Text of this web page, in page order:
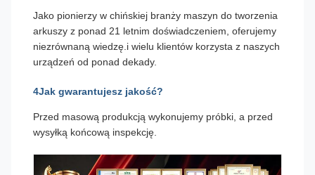
Jako pionierzy w chińskiej branży maszyn do tworzenia
arkuszy z ponad 21 letnim doświadczeniem, oferujemy
niezrównaną wiedzę.i wielu klientów korzysta z naszych
urządzeń od ponad dekady.
4Jak gwarantujesz jakość?
Przed masową produkcją wykonujemy próbki, a przed
wysyłką końcową inspekcję.